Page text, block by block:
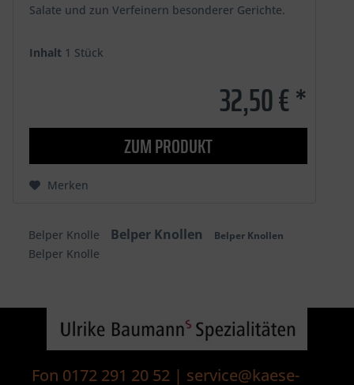
Salate und zun Verfeinern besonderer Gerichte.
Inhalt 1 Stück
32,50 € *
ZUM PRODUKT
Merken
Belper Knolle Belper Knollen Belper Knollen
Belper Knolle
Fon 0172 291 20 52 | service@kaese-